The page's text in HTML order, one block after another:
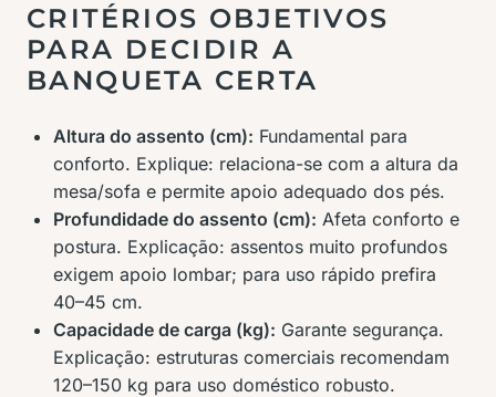
CRITÉRIOS OBJETIVOS
PARA DECIDIR A
BANQUETA CERTA
Altura do assento (cm): Fundamental para
conforto. Explique: relaciona-se com a altura da
mesa/sofa e permite apoio adequado dos pés.
Profundidade do assento (cm): Afeta conforto e
postura. Explicação: assentos muito profundos
exigem apoio lombar; para uso rápido prefira
40–45 cm.
Capacidade de carga (kg): Garante segurança.
Explicação: estruturas comerciais recomendam
120–150 kg para uso doméstico robusto.